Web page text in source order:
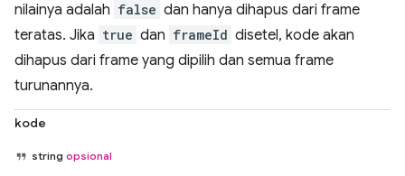
nilainya adalah false dan hanya dihapus dari frame
teratas. Jika true dan frameId disetel, kode akan
dihapus dari frame yang dipilih dan semua frame
turunannya.
kode
string opsional